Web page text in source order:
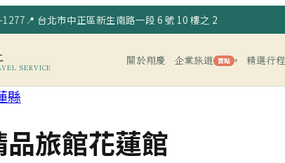
📍 台北市中正區新生南路一段 6 號 10 樓之 2
SERVICE
關於翔慶 企業旅遊 賣點 ▾ 精選行程
縣
旅館花蓮館